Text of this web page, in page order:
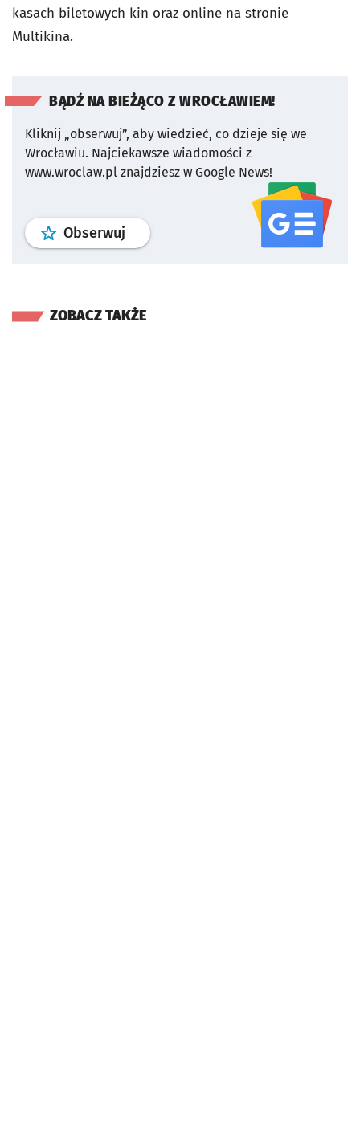
kasach biletowych kin oraz online na stronie
Multikina.
BĄDŹ NA BIEŻĄCO Z WROCŁAWIEM!
Kliknij „obserwuj”, aby wiedzieć, co dzieje się we
Wrocławiu. Najciekawsze wiadomości z
www.wroclaw.pl znajdziesz w Google News!
Obserwuj profil serwisu
ZOBACZ TAKŻE